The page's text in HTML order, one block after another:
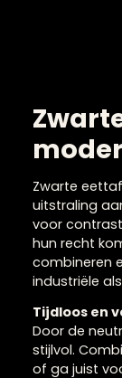
Zwarte
uitstraling
voor
hun recht